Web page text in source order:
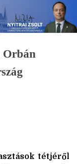
Orbán
tétjéről